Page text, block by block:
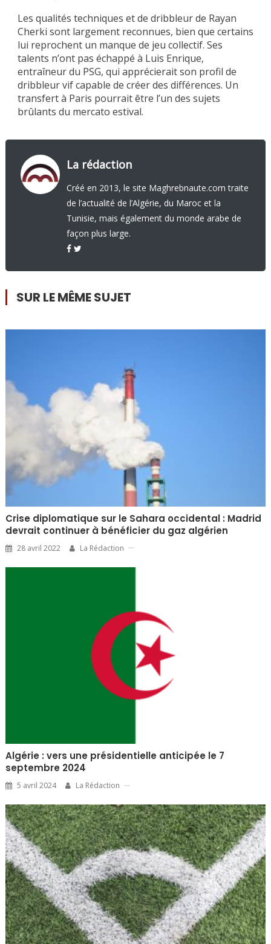
Les qualités techniques et de dribbleur de Rayan
Cherki sont largement reconnues, bien que certains
lui reprochent un manque de jeu collectif. Ses
talents n’ont pas échappé à Luis Enrique,
entraîneur du PSG, qui apprécierait son profil de
dribbleur vif capable de créer des différences. Un
transfert à Paris pourrait être l’un des sujets
brûlants du mercato estival.
La rédaction
Créé en 2013, le site Maghrebnaute.com traite
de l’actualité de l’Algérie, du Maroc et la
Tunisie, mais également du monde arabe de
façon plus large.
SUR LE MÊME SUJET
Crise diplomatique sur le Sahara occidental : Madrid
devrait continuer à bénéficier du gaz algérien
28 avril 2022 La Rédaction
Algérie : vers une présidentielle anticipée le 7
septembre 2024
5 avril 2024 La Rédaction